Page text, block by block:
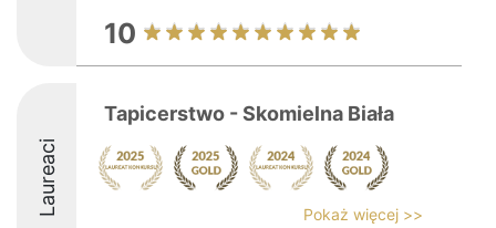
10
Laureaci
Tapicerstwo - Skomielna Biała
Pokaż więcej >>